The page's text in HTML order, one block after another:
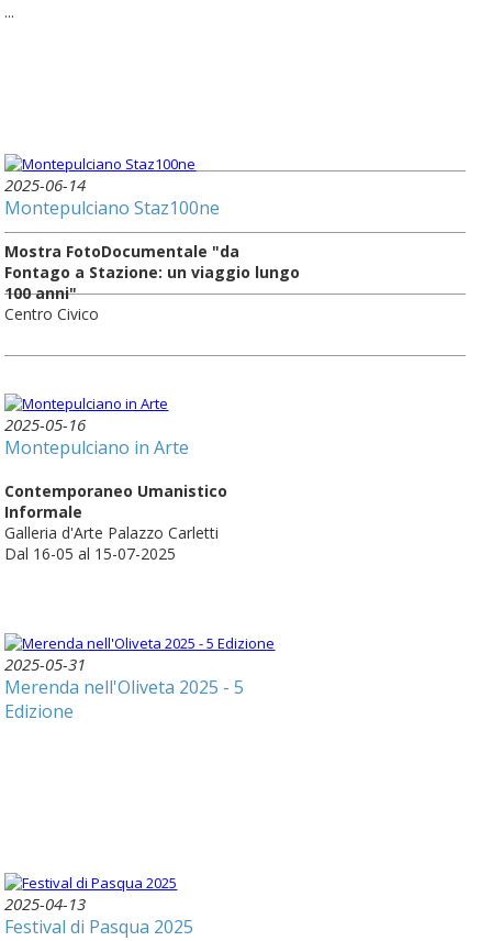
...
2025-06-14
Montepulciano Staz100ne
Mostra FotoDocumentale "da
Fontago a Stazione: un viaggio lungo
100 anni"
Centro Civico
2025-05-16
Montepulciano in Arte
Contemporaneo Umanistico
Informale
Galleria d'Arte Palazzo Carletti
Dal 16-05 al 15-07-2025
2025-05-31
Merenda nell'Oliveta 2025 - 5
Edizione
2025-04-13
Festival di Pasqua 2025